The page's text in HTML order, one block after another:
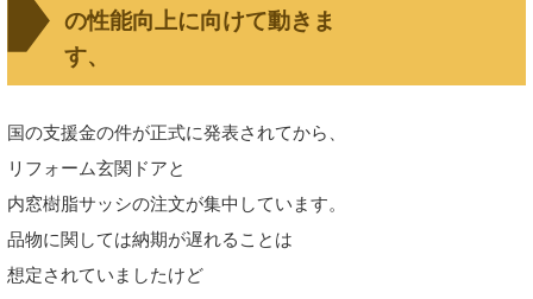
の性能向上に向けて動きま
す、
国の支援金の件が正式に発表されてから、
リフォーム玄関ドアと
内窓樹脂サッシの注文が集中しています。
品物に関しては納期が遅れることは
想定されていましたけど